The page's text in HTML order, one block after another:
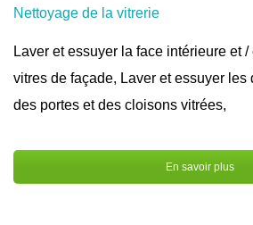
Nettoyage de la vitrerie
Laver et essuyer la face intérieure et
vitres de façade, Laver et essuyer les
des portes et des cloisons vitrées,
En savoir plus